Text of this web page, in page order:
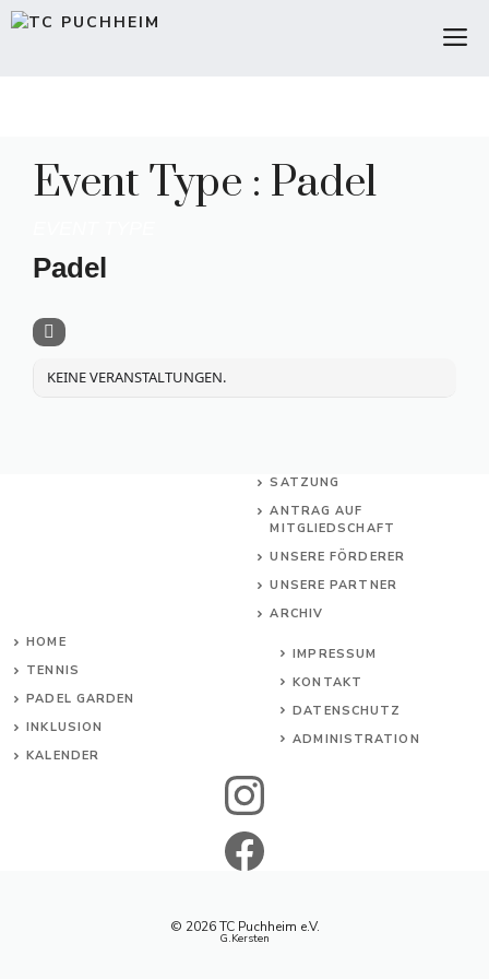
Zum
Event Type : Padel
Padel
KEINE VERANSTALTUNGEN.
SATZUNG
ANTRAG AUF
MITGLIEDSCHAFT
UNSERE FÖRDERER
UNSERE PARTNER
ARCHIV
HOME
TENNIS
PADEL GARDEN
INKLUSION
KALENDER
IMPRESSUM
KONTAKT
DATENSCHUTZ
ADMINISTRATION
© 2026 TC Puchheim e.V.
G.Kersten